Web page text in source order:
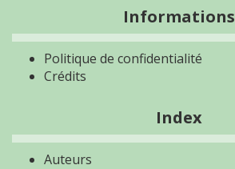
Informations
Politique de confidentialité
Crédits
Index
Auteurs